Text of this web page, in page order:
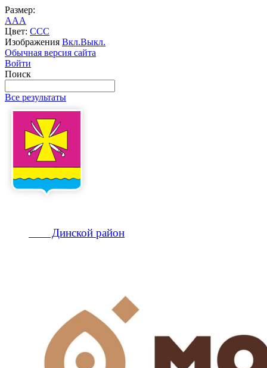
Размер:
AAA
Цвет: CCC
Изображения Вкл.Выкл.
Обычная версия сайта
Войти
Поиск
Все результаты
Динской район